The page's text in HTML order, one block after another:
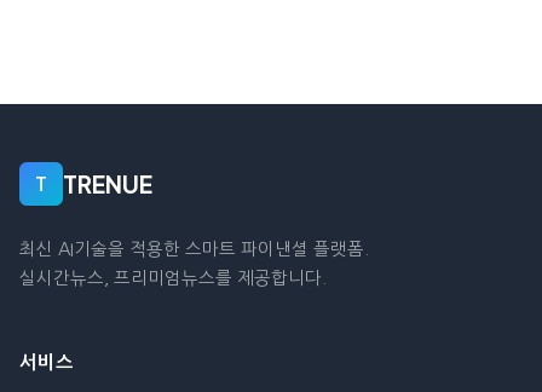
T TRENUE
최신 AI기술을 적용한 스마트 파이낸셜 플랫폼.
실시간뉴스, 프리미엄뉴스를 제공합니다.
서비스